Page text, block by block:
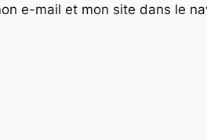
e-mail et mon site dans le